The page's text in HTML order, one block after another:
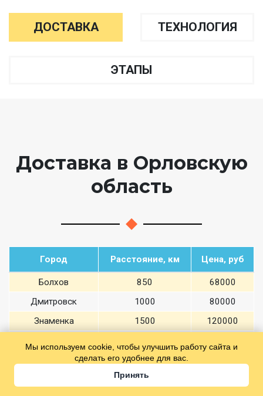
ДОСТАВКА ТЕХНОЛОГИЯ
ЭТАПЫ
Доставка в Орловскую
область
Город Расстояние, км Цена, руб
Болхов 850
68000
Дмитровск
1000
80000
Знаменка
1500
120000
Малоархангельск
1000
Смотреть все города
Мы используем cookie, чтобы улучшить работу сайта и
сделать его удобнее для вас.
Принять